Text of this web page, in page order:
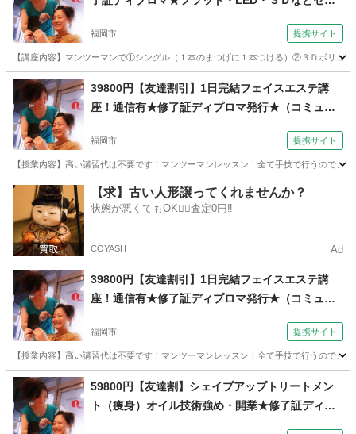
校）
福岡市 提携サイト
【講座内容】マンツーマンで①シングル（１本のまつげに１本つける）②３Ｄボリュ
福岡 福岡市 メイク
39800円【友達割引】1日完結フェイスエステ講
座！通信有★修了証ディプロマ発行★（コミュニ
福岡市 提携サイト
【授業内容】高い講習代は不要です！マンツーマンレッスン！全て手技で行うので
福岡 福岡市 エステ
【求】古い人形譲ってくれませんか？
状態が悪くてもOK🙆‍♀️査定0円‼️
COYASH Ad
39800円【友達割引】1日完結フェイスエステ講
座！通信有★修了証ディプロマ発行★（コミュニ
福岡市 提携サイト
【授業内容】高い講習代は不要です！マンツーマンレッスン！全て手技で行うので
福岡 福岡市 エステ
59800円【友達割】シェイプアップトリートメン
ト（痩身）オイル技術強め・開業★修了証ディプ